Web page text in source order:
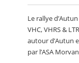
Le rallye
VHC, VHRS &
autour d’Autun
par l’ASA